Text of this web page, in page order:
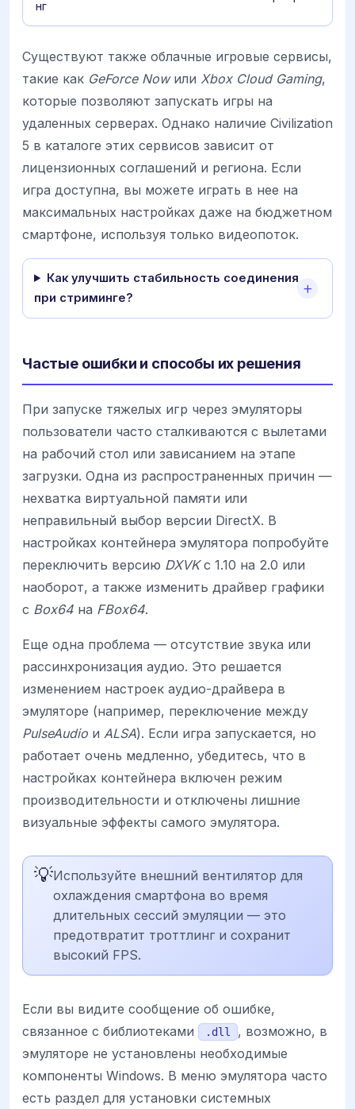
нг
Существуют также облачные игровые сервисы,
такие как GeForce Nowили Xbox Cloud Gaming,
которые позволяют запускать игры на
удаленных серверах. Однако наличие Civilization
5 в каталоге этих сервисов зависит от
лицензионных соглашений и региона. Если
игра доступна, вы можете играть в нее на
максимальных настройках даже на бюджетном
смартфоне, используя только видеопоток.
Как улучшить стабильность соединения
при стриминге?
Частые ошибки и способы их решения
При запуске тяжелых игр через эмуляторы
пользователи часто сталкиваются с вылетами
на рабочий стол или зависанием на этапе
загрузки. Одна из распространенных причин —
нехватка виртуальной памяти или
неправильный выбор версии DirectX. В
настройках контейнера эмулятора попробуйте
переключить версию DXVKс 1.10 на 2.0 или
наоборот, а также изменить драйвер графики
с Box64 на FBox64.
Еще одна проблема — отсутствие звука или
рассинхронизация аудио. Это решается
изменением настроек аудио-драйвера в
эмуляторе (например, переключение между
PulseAudio и ALSA). Если игра запускается, но
работает очень медленно, убедитесь, что в
настройках контейнера включен режим
производительности и отключены лишние
визуальные эффекты самого эмулятора.
💡Используйте внешний вентилятор для
охлаждения смартфона во время
длительных сессий эмуляции — это
предотвратит троттлинг и сохранит
высокий FPS.
Если вы видите сообщение об ошибке,
связанное с библиотеками
.dll
, возможно, в
эмуляторе не установлены необходимые
компоненты Windows. В меню эмулятора часто
есть раздел для установки системных